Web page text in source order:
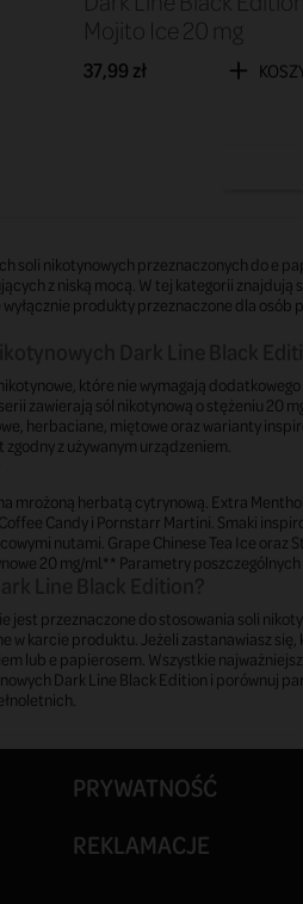
Mojito Ice 20 mg
37,99 zł
soli nikotynowych przeznaczonych do e
z niską mocą. W tej kategorii
produkty przeznaczone dla osób
które nie wymagają
zawierają sól nikotynową o stężeniu 20
herbaciane, miętowe oraz warianty
z używanym urządzeniem.
mrożoną herbatą cytrynową. Extra
Candy i Pornstarr Martini. Smaki
nutami. Grape Chinese Tea Ice oraz
20 mg/ml.** Parametry
jest przeznaczone do stosowania soli
w karcie produktu. Jeżeli zastanawiasz
lub e papierosem. Wszystkie
Dark Line Black Edition i porównuj
PRYWATNOŚĆ
REKLAMACJE